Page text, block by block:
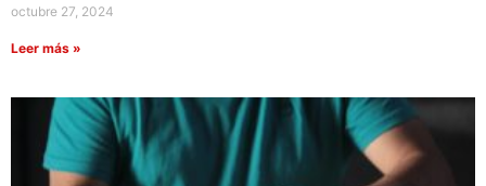
octubre 27, 2024
Leer más »